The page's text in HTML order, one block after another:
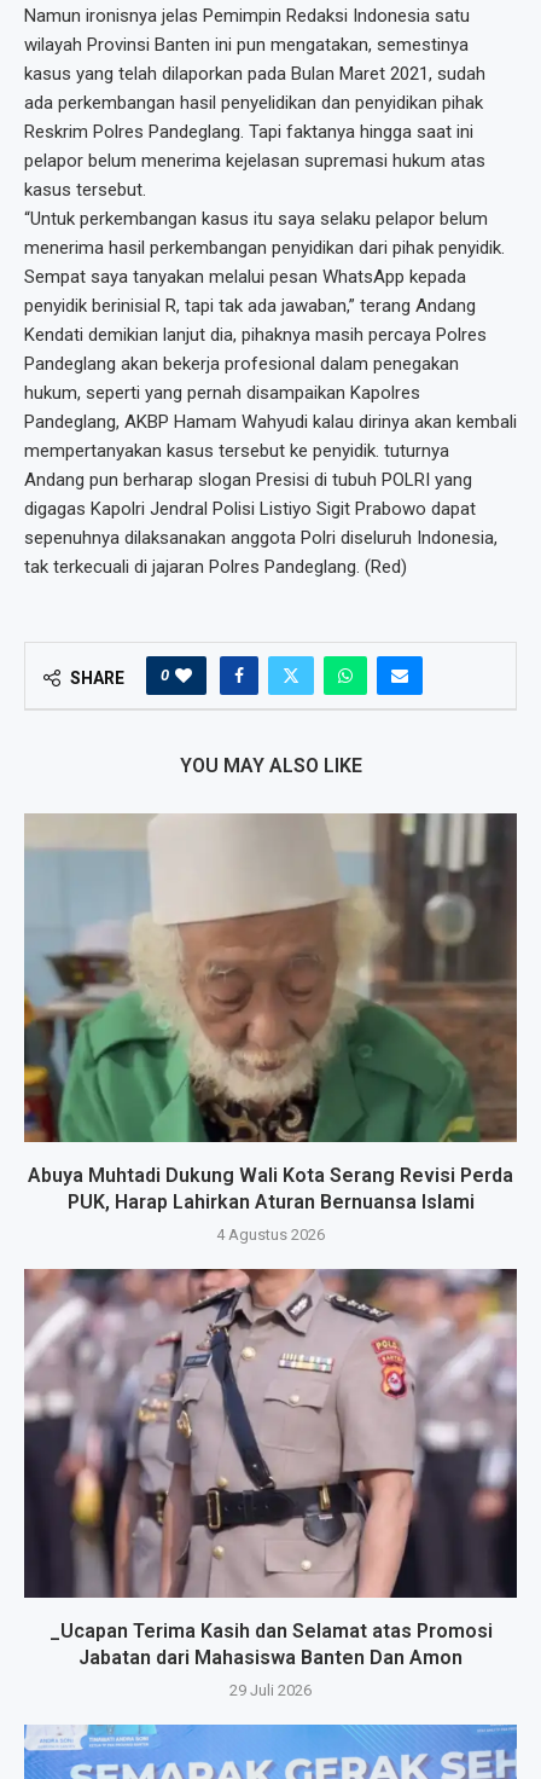
Namun ironisnya jelas Pemimpin Redaksi Indonesia satu
wilayah Provinsi Banten ini pun mengatakan, semestinya
kasus yang telah dilaporkan pada Bulan Maret 2021, sudah
ada perkembangan hasil penyelidikan dan penyidikan pihak
Reskrim Polres Pandeglang. Tapi faktanya hingga saat ini
pelapor belum menerima kejelasan supremasi hukum atas
kasus tersebut.
“Untuk perkembangan kasus itu saya selaku pelapor belum
menerima hasil perkembangan penyidikan dari pihak penyidik.
Sempat saya tanyakan melalui pesan WhatsApp kepada
penyidik berinisial R, tapi tak ada jawaban,” terang Andang
Kendati demikian lanjut dia, pihaknya masih percaya Polres
Pandeglang akan bekerja profesional dalam penegakan
hukum, seperti yang pernah disampaikan Kapolres
Pandeglang, AKBP Hamam Wahyudi kalau dirinya akan kembali
mempertanyakan kasus tersebut ke penyidik. tuturnya
Andang pun berharap slogan Presisi di tubuh POLRI yang
digagas Kapolri Jendral Polisi Listiyo Sigit Prabowo dapat
sepenuhnya dilaksanakan anggota Polri diseluruh Indonesia,
tak terkecuali di jajaran Polres Pandeglang. (Red)
SHARE 0
YOU MAY ALSO LIKE
Abuya Muhtadi Dukung Wali Kota Serang Revisi Perda
PUK, Harap Lahirkan Aturan Bernuansa Islami
4 Agustus 2026
_Ucapan Terima Kasih dan Selamat atas Promosi
Jabatan dari Mahasiswa Banten Dan Amon
29 Juli 2026